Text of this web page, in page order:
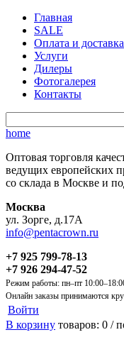
Главная
SALE
Оплата и доставка
Услуги
Дилеры
Фотогалерея
Контакты
home
Оптовая торговля
ведущих европейских
со склада в Москве и
Москва
ул. Зорге, д.17А
info@pentacrown.ru
+7 925 799-78-13
+7 926 294-47-52
Режим работы: пн–пт
Онлайн заказы принимаются
Войти
В корзину товаров: 0 /